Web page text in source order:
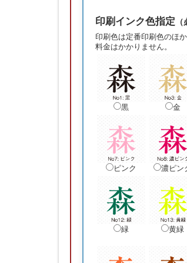
印刷インク色指定
印刷色は定番印刷色のほ
料金はかかりません。
黒 金
ピンク 濃ピン
緑 黄緑